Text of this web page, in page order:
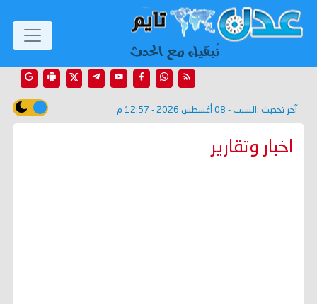
آخر تحديث : السبت - 08 أغسطس 2026 - 12:57 م
اخبار وتقارير